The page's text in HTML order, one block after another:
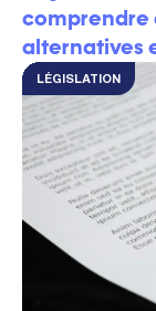
comprendre
alternatives
LÉGISLATION